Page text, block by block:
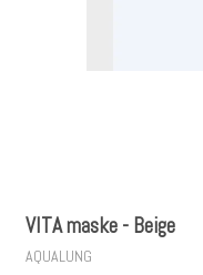
VITA maske - Beige
AQUALUNG